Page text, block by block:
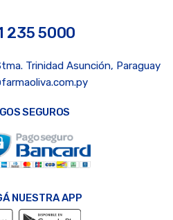
235 5000
Trinidad Asunción, Paraguay
SEGUROS
NUESTRA APP